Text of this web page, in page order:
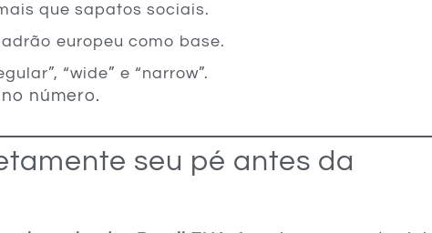
que sapatos sociais.
europeu como base.
“wide” e “narrow”.
número.
seu pé antes da